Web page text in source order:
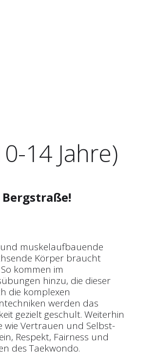
14 Jahre)
muskelaufbauende
Körper braucht
kommen im
hinzu, die dieser
die komplexen
werden das
gezielt geschult. Weiterhin
wie Vertrauen und Selbst­
Respekt, Fairness und
des Taekwondo.